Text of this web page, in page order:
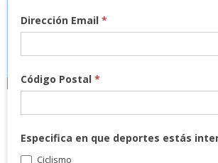
Noticias
Dirección Email*
Código Postal*
Especifica en que deportes estás
Ciclismo